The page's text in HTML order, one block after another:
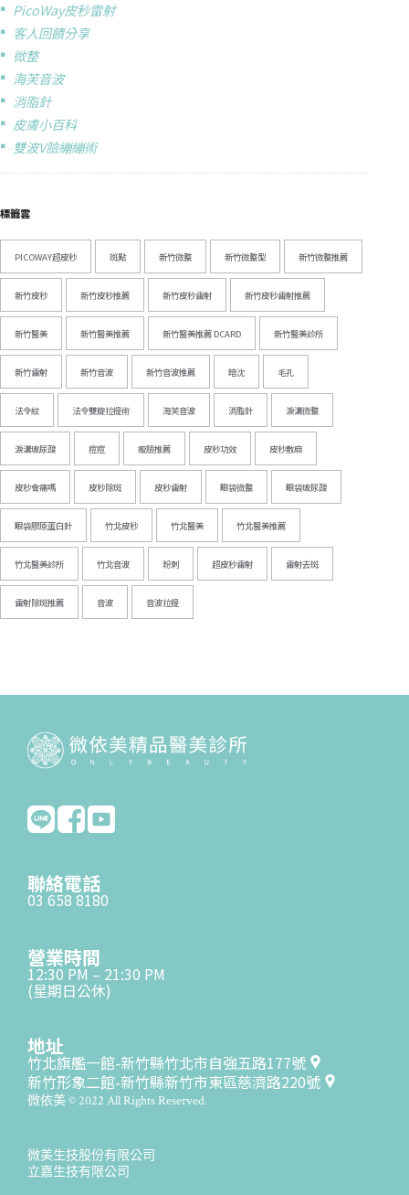
PicoWay皮秒雷射
客人回饋分享
微整
海芙音波
消脂針
皮膚小百科
雙波V臉繃繃術
標籤雲
PICOWAY超皮秒 斑點 新竹微整 新竹微整型 新竹微整推薦
新竹皮秒 新竹皮秒推薦 新竹皮秒雷射 新竹皮秒雷射推薦
新竹醫美 新竹醫美推薦 新竹醫美推薦 DCARD 新竹醫美診所
新竹雷射 新竹音波 新竹音波推薦 暗沈 毛孔
法令紋 法令雙旋拉提術 海芙音波 消脂針 淚溝微整
淚溝玻尿酸 痘痘 瘦臉推薦 皮秒功效 皮秒敷麻
皮秒會痛嗎 皮秒除斑 皮秒雷射 眼袋微整 眼袋玻尿酸
眼袋膠原蛋白針 竹北皮秒 竹北醫美 竹北醫美推薦
竹北醫美診所 竹北音波 粉刺 超皮秒雷射 雷射去斑
雷射除斑推薦 音波 音波拉提
聯絡電話
03 658 8180
營業時間
12:30 PM – 21:30 PM
(星期日公休)
地址
竹北旗艦一館-新竹縣竹北市自強五路177號
新竹形象二館-新竹縣新竹市東區慈濟路220號
微依美 © 2022 All Rights Reserved.
微美生技股份有限公司
立嘉生技有限公司